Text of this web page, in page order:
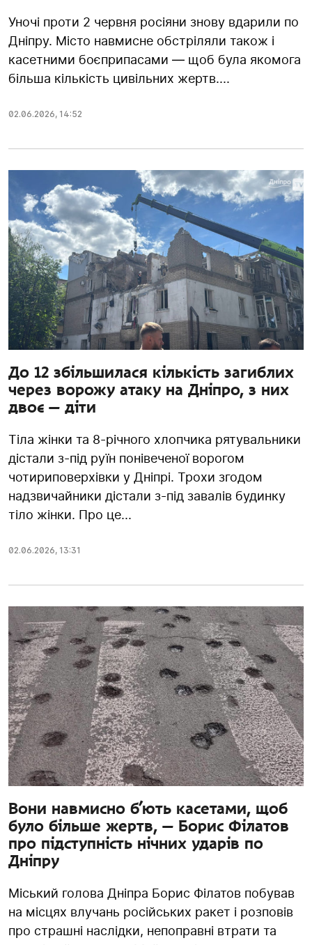
Уночі проти 2 червня росіяни знову вдарили по
Дніпру. Місто навмисне обстріляли також і
касетними боєприпасами — щоб була якомога
більша кількість цивільних жертв....
02.06.2026, 14:52
До 12 збільшилася кількість загиблих
через ворожу атаку на Дніпро, з них
двоє — діти
Тіла жінки та 8-річного хлопчика рятувальники
дістали з-під руїн понівеченої ворогом
чотириповерхівки у Дніпрі. Трохи згодом
надзвичайники дістали з-під завалів будинку
тіло жінки. Про це...
02.06.2026, 13:31
Вони навмисно б’ють касетами, щоб
було більше жертв, — Борис Філатов
про підступність нічних ударів по
Дніпру
Міський голова Дніпра Борис Філатов побував
на місцях влучань російських ракет і розповів
про страшні наслідки, непоправні втрати та